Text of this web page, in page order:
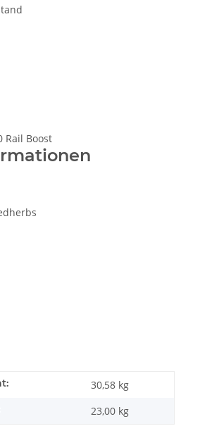
Rail Boost
30,58 kg
23,00 kg